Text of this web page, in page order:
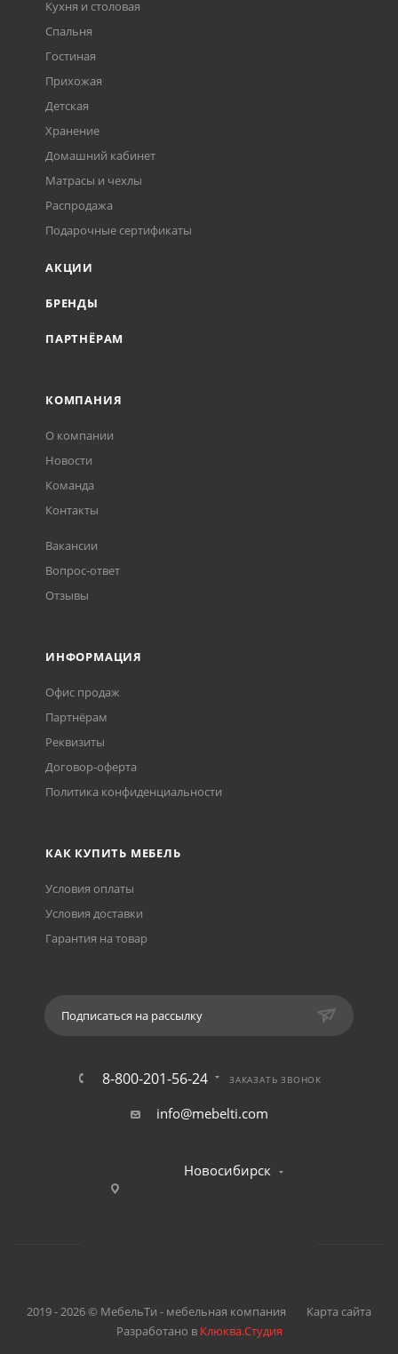
Кухня и столовая
Спальня
Гостиная
Прихожая
Детская
Хранение
Домашний кабинет
Матрасы и чехлы
Распродажа
Подарочные сертификаты
АКЦИИ
БРЕНДЫ
ПАРТНЁРАМ
КОМПАНИЯ
О компании
Новости
Команда
Контакты
Вакансии
Вопрос-ответ
Отзывы
ИНФОРМАЦИЯ
Офис продаж
Партнёрам
Реквизиты
Договор-оферта
Политика конфиденциальности
КАК КУПИТЬ МЕБЕЛЬ
Условия оплаты
Условия доставки
Гарантия на товар
Подписаться на рассылку
8-800-201-56-24 ЗАКАЗАТЬ ЗВОНОК
info@mebelti.com
Новосибирск
2019 - 2026 © МебельТи - мебельная компания
Карта сайта
Разработано в Клюква.Студия